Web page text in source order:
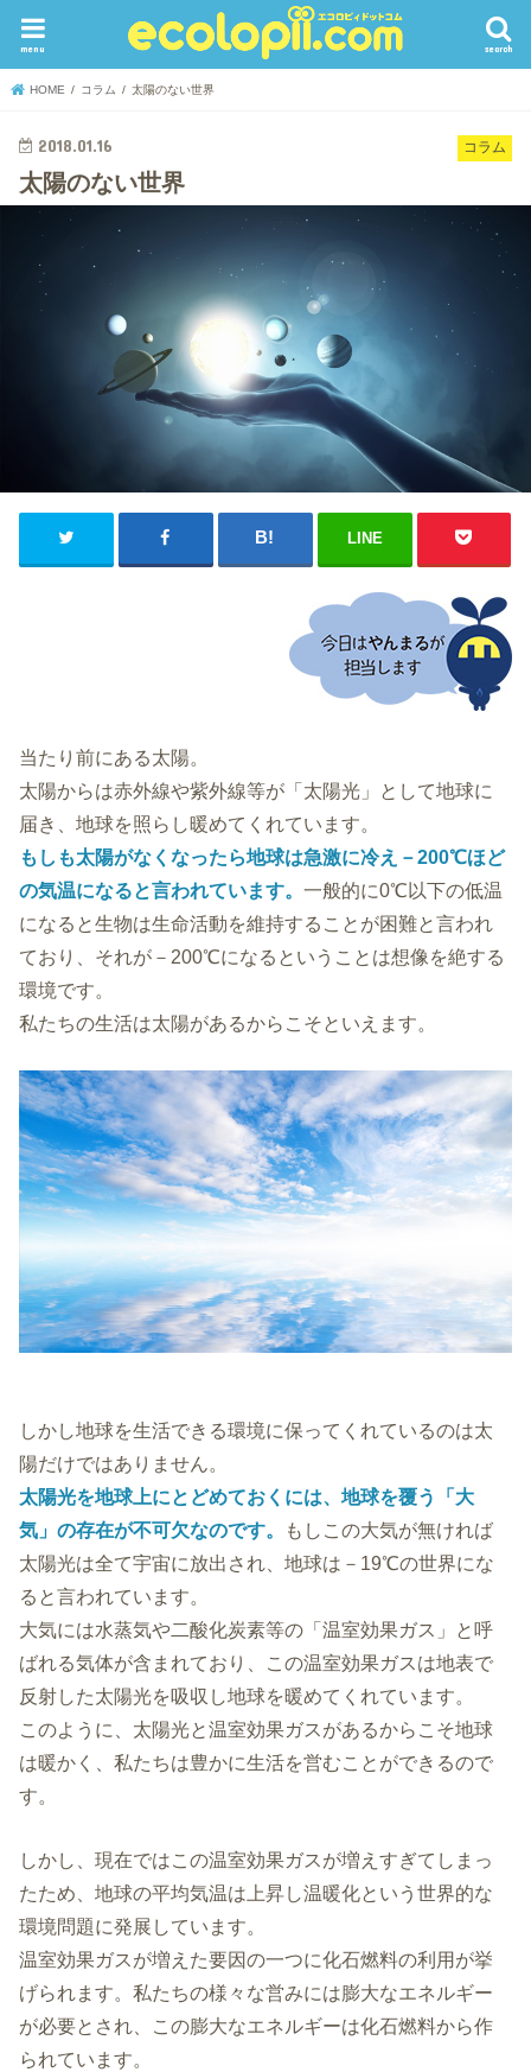
search
menu
HOME コラム 太陽のない世界
コラム
2018.01.16
太陽のない世界
LINE
当たり前にある太陽。
太陽からは赤外線や紫外線等が「太陽光」として地球に
届き、地球を照らし暖めてくれています。
もしも太陽がなくなったら地球は急激に冷え－200℃ほど
の気温になると言われています。一般的に0℃以下の低温
になると生物は生命活動を維持することが困難と言われ
ており、それが－200℃になるということは想像を絶する
環境です。
私たちの生活は太陽があるからこそといえます。
しかし地球を生活できる環境に保ってくれているのは太
陽だけではありません。
太陽光を地球上にとどめておくには、地球を覆う「大
気」の存在が不可欠なのです。
もしこの大気が無ければ
太陽光は全て宇宙に放出され、地球は－19℃の世界にな
ると言われています。
大気には水蒸気や二酸化炭素等の「温室効果ガス」と呼
ばれる気体が含まれており、この温室効果ガスは地表で
反射した太陽光を吸収し地球を暖めてくれています。
このように、太陽光と温室効果ガスがあるからこそ地球
は暖かく、私たちは豊かに生活を営むことができるので
す。
しかし、現在ではこの温室効果ガスが増えすぎてしまっ
たため、地球の平均気温は上昇し温暖化という世界的な
環境問題に発展しています。
温室効果ガスが増えた要因の一つに化石燃料の利用が挙
げられます。私たちの様々な営みには膨大なエネルギー
が必要とされ、この膨大なエネルギーは化石燃料から作
られています。